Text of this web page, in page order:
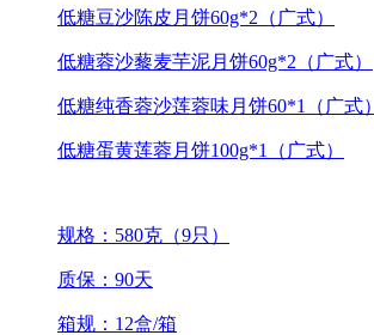
低糖豆沙陈皮月饼60g*2（广式）
低糖蓉沙藜麦芋泥月饼60g*2（广式）
低糖纯香蓉沙莲蓉味月饼60*1（广式）
低糖蛋黄莲蓉月饼100g*1（广式）
规格：580克（9只）
质保：90天
箱规：12盒/箱